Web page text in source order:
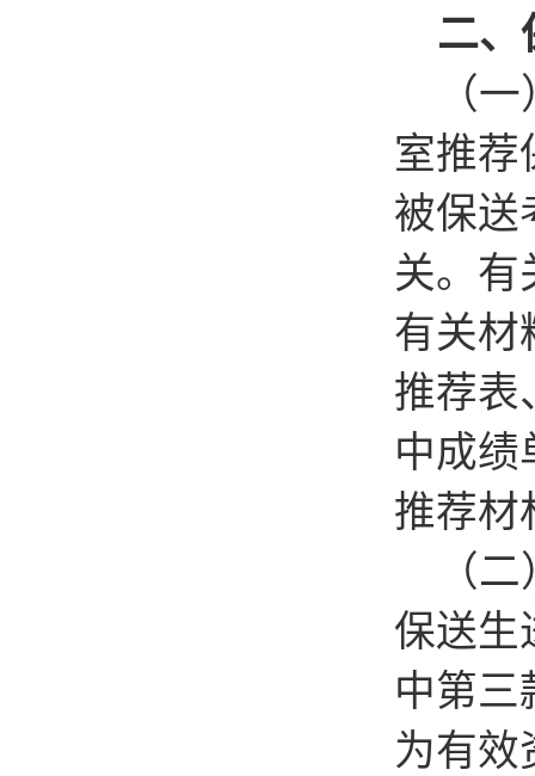
二、
（一
室推荐
被保送
关。有
有关材
推荐表
中成绩
推荐材
（二
保送生
中第三
为有效